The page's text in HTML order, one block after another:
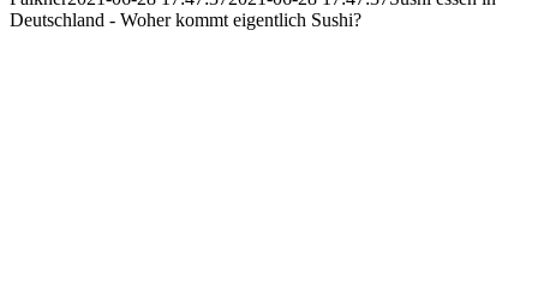
Deutschland - Woher kommt eigentlich Sushi?